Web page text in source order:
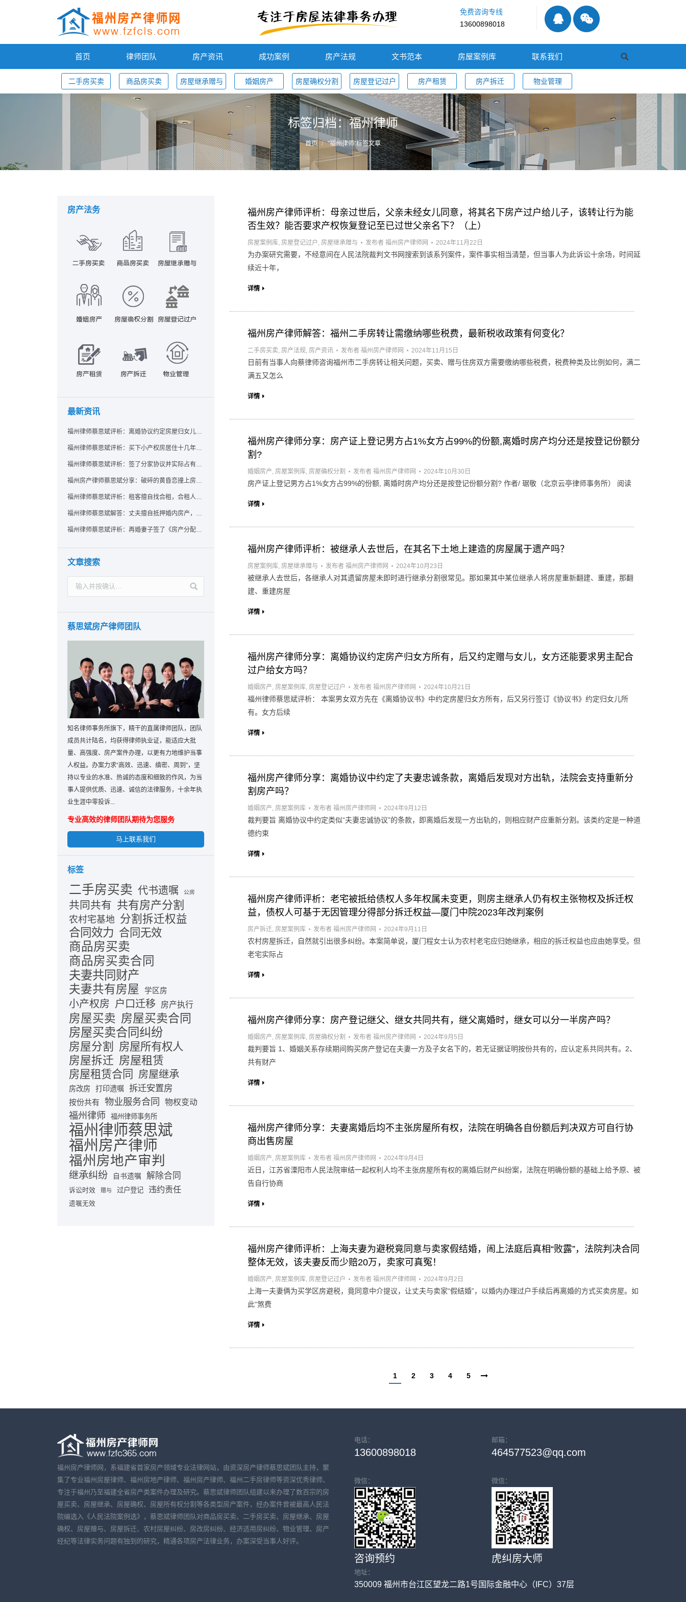
免费咨询专线
13600898018
首页 律师团队 房产资讯 成功案例 房产法规 文书范本 房屋案例库 联系我们
二手房买卖 商品房买卖 房屋继承赠与 婚姻房产 房屋确权分割 房屋登记过户 房产租赁 房产拆迁 物业管理
标签归档：福州律师
首页 "福州律师"标签文章
福州房产律师评析：母亲过世后，父亲未经女儿同意，将其名下房产过户给儿子，该转让行为能
否生效？能否要求产权恢复登记至已过世父亲名下？（上）
房屋案例库, 房屋登记过户 , 房屋继承赠与 发布者 福州房产律师网 2024年11月22日
为办案研究需要，不经意间在人民法院裁判文书网搜索到该系列案件，案件事实相当清楚，但当事人为此诉讼十余场，时间延
续近十年，
详情
福州房产律师解答：福州二手房转让需缴纳哪些税费，最新税收政策有何变化？
二手房买卖, 房产法规, 房产资讯 发布者 福州房产律师网 2024年11月15日
日前有当事人向蔡律师咨询福州市二手房转让相关问题，买卖、赠与住房双方需要缴纳哪些税费，税费种类及比例如何，满二
满五又怎么
详情
福州房产律师分享：房产证上登记男方占1%女方占99%的份额,离婚时房产均分还是按登记份额分
割?
婚姻房产, 房屋案例库, 房屋确权分割 发布者 福州房产律师网 2024年10月30日
房产证上登记男方占1%女方占99%的份额, 离婚时房产均分还是按登记份额分割? 作者/ 琚敬（北京云亭律师事务所） 阅读
详情
福州房产律师评析：被继承人去世后，在其名下土地上建造的房屋属于遗产吗？
房屋案例库, 房屋继承赠与 发布者 福州房产律师网 2024年10月23日
被继承人去世后，各继承人对其遗留房屋未即时进行继承分割很常见。那如果其中某位继承人将房屋重新翻建、重建，那翻
建、重建房屋
详情
福州房产律师分享：离婚协议约定房产归女方所有，后又约定赠与女儿，女方还能要求男主配合
过户给女方吗？
婚姻房产, 房屋案例库, 房屋登记过户 发布者 福州房产律师网 2024年10月21日
福州律师蔡思斌评析： 本案男女双方先在《离婚协议书》中约定房屋归女方所有，后又另行签订《协议书》约定归女儿所
有。女方后续
详情
福州房产律师分享：离婚协议中约定了夫妻忠诚条款，离婚后发现对方出轨，法院会支持重新分
割房产吗？
婚姻房产, 房屋案例库 发布者 福州房产律师网 2024年9月12日
裁判要旨 离婚协议中约定类似“夫妻忠诚协议”的条款，即离婚后发现一方出轨的，则相应财产应重新分割。该类约定是一种道
德约束
详情
福州房产律师评析：老宅被抵给债权人多年权属未变更，则房主继承人仍有权主张物权及拆迁权
益，债权人可基于无因管理分得部分拆迁权益—厦门中院2023年改判案例
房产拆迁, 房屋案例库 发布者 福州房产律师网 2024年9月11日
农村房屋拆迁，自然就引出很多纠纷。本案简单说，厦门程女士认为农村老宅应归她继承，相应的拆迁权益也应由她享受。但
老宅实际占
详情
福州房产律师分享：房产登记继父、继女共同共有，继父离婚时，继女可以分一半房产吗？
婚姻房产, 房屋案例库, 房屋确权分割 发布者 福州房产律师网 2024年9月5日
裁判要旨 1、婚姻关系存续期间购买房产登记在夫妻一方及子女名下的，若无证据证明按份共有的，应认定系共同共有。2、
共有财产
详情
福州房产律师分享：夫妻离婚后均不主张房屋所有权，法院在明确各自份额后判决双方可自行协
商出售房屋
婚姻房产, 房屋案例库 发布者 福州房产律师网 2024年9月4日
近日，江苏省溧阳市人民法院审结一起权利人均不主张房屋所有权的离婚后财产纠纷案，法院在明确份额的基础上给予原、被
告自行协商
详情
福州房产律师评析：上海夫妻为避税竟同意与卖家假结婚，闹上法庭后真相“败露”，法院判决合同
整体无效，该夫妻反而少赔20万，卖家可真冤！
婚姻房产, 房屋案例库, 房屋登记过户 发布者 福州房产律师网 2024年9月2日
上海一夫妻俩为买学区房避税，竟同意中介提议，让丈夫与卖家“假结婚”，以婚内办理过户手续后再离婚的方式买卖房屋。如
此“煞费
详情
1 2 3 4 5
房产法务
最新资讯
福州律师蔡思斌评析：离婚协议约定房屋归女儿所有，父亲去世后继母能否拒绝过户？
福州律师蔡思斌评析：买下小产权房居住十几年，卖家去世后其女儿竟起诉要求继承？
福州律师蔡思斌评析：签了分家协议并实际占有，房产就一定是囊中之物了吗？法院：只要未过户，共有权人反悔了就可撤销赠与！
福州房产律师蔡思斌分享：破碎的黄昏恋撞上房产证，给出的房子能要回吗？ 法院：参照适用《婚姻家庭编解释（二）》规定，支持恋爱中无重大过错给予方返还房屋的诉请
福州律师蔡思斌评析：租客擅自找合租，合租人在屋里自杀，房东能找租客索赔吗？
福州律师蔡思斌解答：丈夫擅自抵押婚内房产，配偶该如何维权？
福州律师蔡思斌评析：再婚妻子签了《房产分配协议》却拿不到房？福州中院：无所有权基础实为赠与，过户前可撤销！
文章搜索
蔡思斌房产律师团队
知名律师事务所旗下，精干的直属律师团队，团队
成员共计陆名，均获得律师执业证，能适应大批
量、高强度、房产案件办理，以更有力地维护当事
人权益。办案力求“高效、迅速、缜密、周到”，坚
持以专业的水准、热诚的态度和细致的作风，为当
事人提供优质、迅速、诚信的法律服务，十余年执
业生涯中零投诉...
专业高效的律师团队期待为您服务
马上联系我们
标签
二手房买卖 代书遗嘱 公房
共同共有 共有房产分割
农村宅基地 分割拆迁权益
合同效力 合同无效
商品房买卖
商品房买卖合同
夫妻共同财产
夫妻共有房屋 学区房
小产权房 户口迁移 房产执行
房屋买卖 房屋买卖合同
房屋买卖合同纠纷
房屋分割 房屋所有权人
房屋拆迁 房屋租赁
房屋租赁合同 房屋继承
房改房 打印遗嘱 拆迁安置房
按份共有 物业服务合同 物权变动
福州律师 福州律师事务所
福州律师蔡思斌
福州房产律师
福州房地产审判
继承纠纷 自书遗嘱 解除合同
诉讼时效 赠与 过户登记 违约责任
遗嘱无效
福州房产律师网，系福建省首家房产领域专业法律网站，由资深房产律师蔡思斌团队主持，聚
集了专业福州房屋律师、福州房地产律师、福州房产律师、福州二手房律师等资深优秀律师、
专注于福州乃至福建全省房产类案件办理及研究。蔡思斌律师团队组建以来办理了数百宗的房
屋买卖、房屋继承、房屋确权、房屋所有权分割等各类型房产案件，经办案件曾被最高人民法
院编选入《人民法院案例选》，蔡思斌律师团队对商品房买卖、二手房买卖、房屋继承、房屋
确权、房屋赠与、房屋拆迁、农村房屋纠纷、房改房纠纷、经济适用房纠纷、物业管理、房产
经纪等法律实务问题有独到的研究，精通各项房产法律业务，办案深受当事人好评。
电话：
13600898018
邮箱：
464577523@qq.com
微信：
咨询预约
微信：
虎纠房大师
地址：
350009 福州市台江区望龙二路1号国际金融中心（IFC）37层